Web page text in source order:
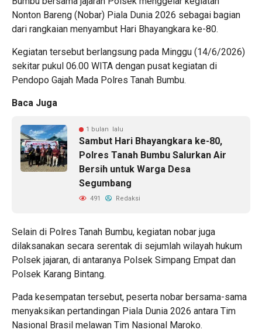
Nonton Bareng (Nobar) Piala Dunia 2026 sebagai bagian
dari rangkaian menyambut Hari Bhayangkara ke-80.
Kegiatan tersebut berlangsung pada Minggu (14/6/2026)
sekitar pukul 06.00 WITA dengan pusat kegiatan di
Pendopo Gajah Mada Polres Tanah Bumbu.
Baca Juga
1 bulan lalu
Sambut Hari Bhayangkara ke-80,
Polres Tanah Bumbu Salurkan Air
Bersih untuk Warga Desa
Segumbang
491 Redaksi
Selain di Polres Tanah Bumbu, kegiatan nobar juga
dilaksanakan secara serentak di sejumlah wilayah hukum
Polsek jajaran, di antaranya Polsek Simpang Empat dan
Polsek Karang Bintang.
Pada kesempatan tersebut, peserta nobar bersama-sama
menyaksikan pertandingan Piala Dunia 2026 antara Tim
Nasional Brasil melawan Tim Nasional Maroko.